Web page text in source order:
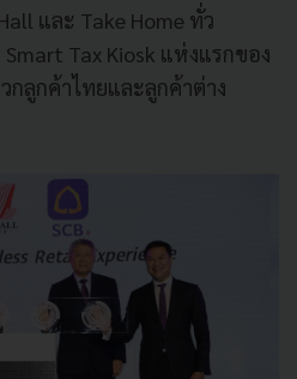
และ Take Home ทั่ว
Tax Kiosk แห่งแรกของ
กลูกค้าไทยและลูกค้าต่าง